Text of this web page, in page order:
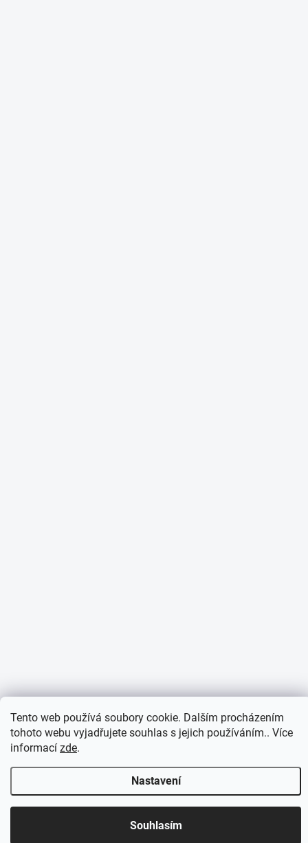
Tento web používá soubory cookie. Dalším procházením
tohoto webu vyjadřujete souhlas s jejich používáním.. Více
informací zde.
Nastavení
Souhlasím
Otevírací doba 7:30 - 16:00 hod